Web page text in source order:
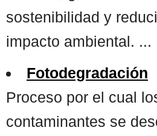
sostenibilidad y
impacto ambiental. ...
Fotodegradación
Proceso por el cual
contaminantes se